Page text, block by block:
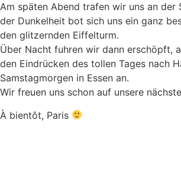
Am späten Abend trafen wir uns an der
der Dunkelheit bot sich uns ein ganz
den glitzernden Eiffelturm.
Über Nacht fuhren wir dann erschöpft,
den Eindrücken des tollen Tages nach
Samstagmorgen in Essen an.
Wir freuen uns schon auf unsere
À bientôt, Paris